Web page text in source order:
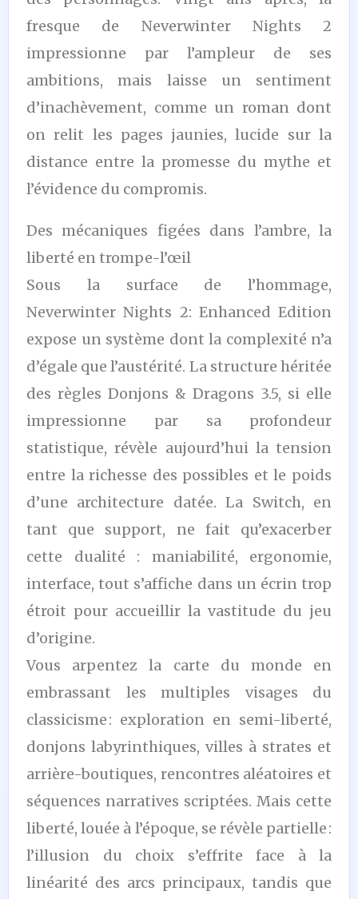
fresque de Neverwinter Nights 2
impressionne par l’ampleur de ses
ambitions, mais laisse un sentiment
d’inachèvement, comme un roman dont
on relit les pages jaunies, lucide sur la
distance entre la promesse du mythe et
l’évidence du compromis.
Des mécaniques figées dans l’ambre, la
liberté en trompe-l’œil
Sous la surface de l’hommage,
Neverwinter Nights 2: Enhanced Edition
expose un système dont la complexité n’a
d’égale que l’austérité. La structure héritée
des règles Donjons & Dragons 3.5, si elle
impressionne par sa profondeur
statistique, révèle aujourd’hui la tension
entre la richesse des possibles et le poids
d’une architecture datée. La Switch, en
tant que support, ne fait qu’exacerber
cette dualité : maniabilité, ergonomie,
interface, tout s’affiche dans un écrin trop
étroit pour accueillir la vastitude du jeu
d’origine.
Vous arpentez la carte du monde en
embrassant les multiples visages du
classicisme : exploration en semi-liberté,
donjons labyrinthiques, villes à strates et
arrière-boutiques, rencontres aléatoires et
séquences narratives scriptées. Mais cette
liberté, louée à l’époque, se révèle partielle :
l’illusion du choix s’effrite face à la
linéarité des arcs principaux, tandis que